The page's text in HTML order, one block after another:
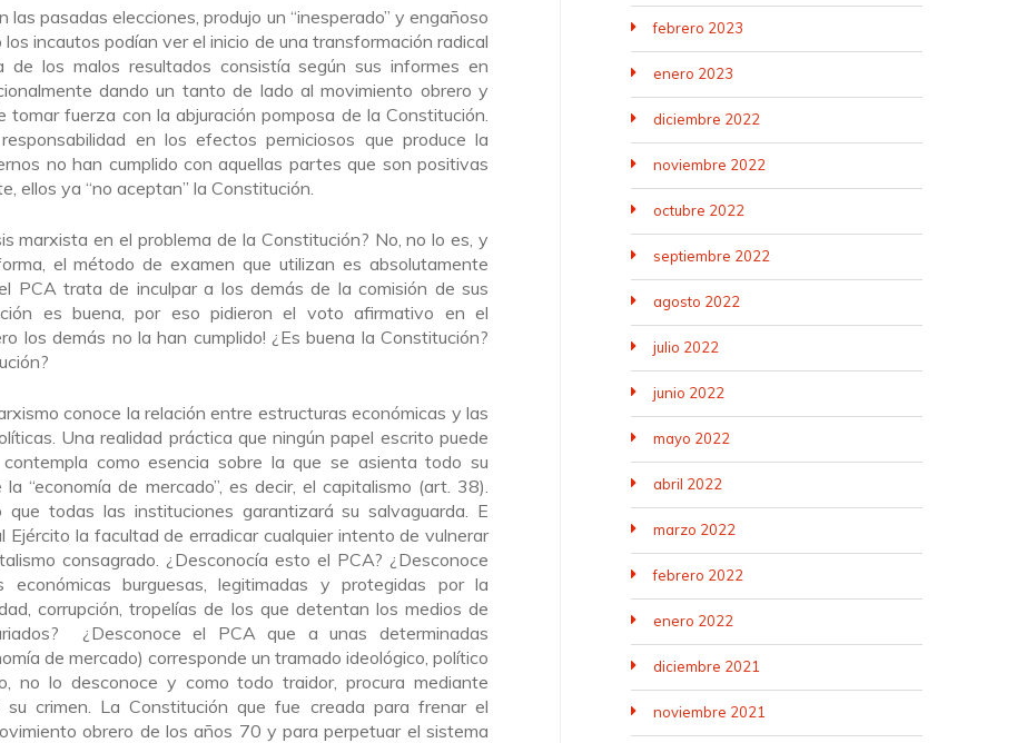
las pasadas elecciones, produjo un “inesperado” y engañoso
incautos podían ver el inicio de una transformación radical
de los malos resultados consistía según sus informes en
dando un tanto de lado al movimiento obrero y
tomar fuerza con la abjuración pomposa de la Constitución.
en los efectos perniciosos que produce la
no han cumplido con aquellas partes que son positivas
ellos ya “no aceptan” la Constitución.
marxista en el problema de la Constitución? No, no lo es, y
el método de examen que utilizan es absolutamente
PCA trata de inculpar a los demás de la comisión de sus
es buena, por eso pidieron el voto afirmativo en el
los demás no la han cumplido! ¿Es buena la Constitución?
conoce la relación entre estructuras económicas y las
Una realidad práctica que ningún papel escrito puede
como esencia sobre la que se asienta todo su
“economía de mercado”, es decir, el capitalismo (art. 38).
todas las instituciones garantizará su salvaguarda. E
Ejército la facultad de erradicar cualquier intento de vulnerar
consagrado. ¿Desconocía esto el PCA? ¿Desconoce
económicas burguesas, legitimadas y protegidas por la
corrupción, tropelías de los que detentan los medios de
¿Desconoce el PCA que a unas determinadas
de mercado) corresponde un tramado ideológico, político
no lo desconoce y como todo traidor, procura mediante
su crimen. La Constitución que fue creada para frenar el
obrero de los años 70 y para perpetuar el sistema
febrero 2023
enero 2023
diciembre 2022
noviembre 2022
octubre 2022
septiembre 2022
agosto 2022
julio 2022
junio 2022
mayo 2022
abril 2022
marzo 2022
febrero 2022
enero 2022
diciembre 2021
noviembre 2021